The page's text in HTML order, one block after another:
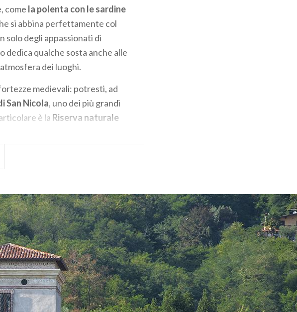
come la polenta con le sardine
si abbina perfettamente col
solo degli appassionati di
dedica qualche sosta anche alle
dei luoghi.
medievali: potresti, ad
San Nicola, uno dei più grandi
è la Riserva naturale
birdwatching ne saranno
di abbigliamento,